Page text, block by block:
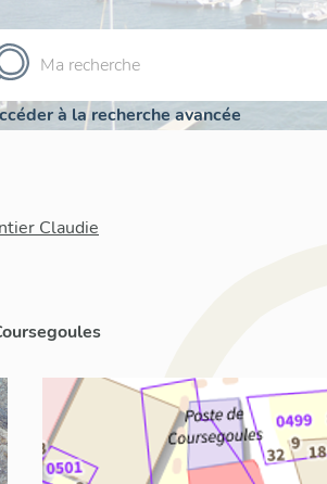
à la recherche avancée
Claudie